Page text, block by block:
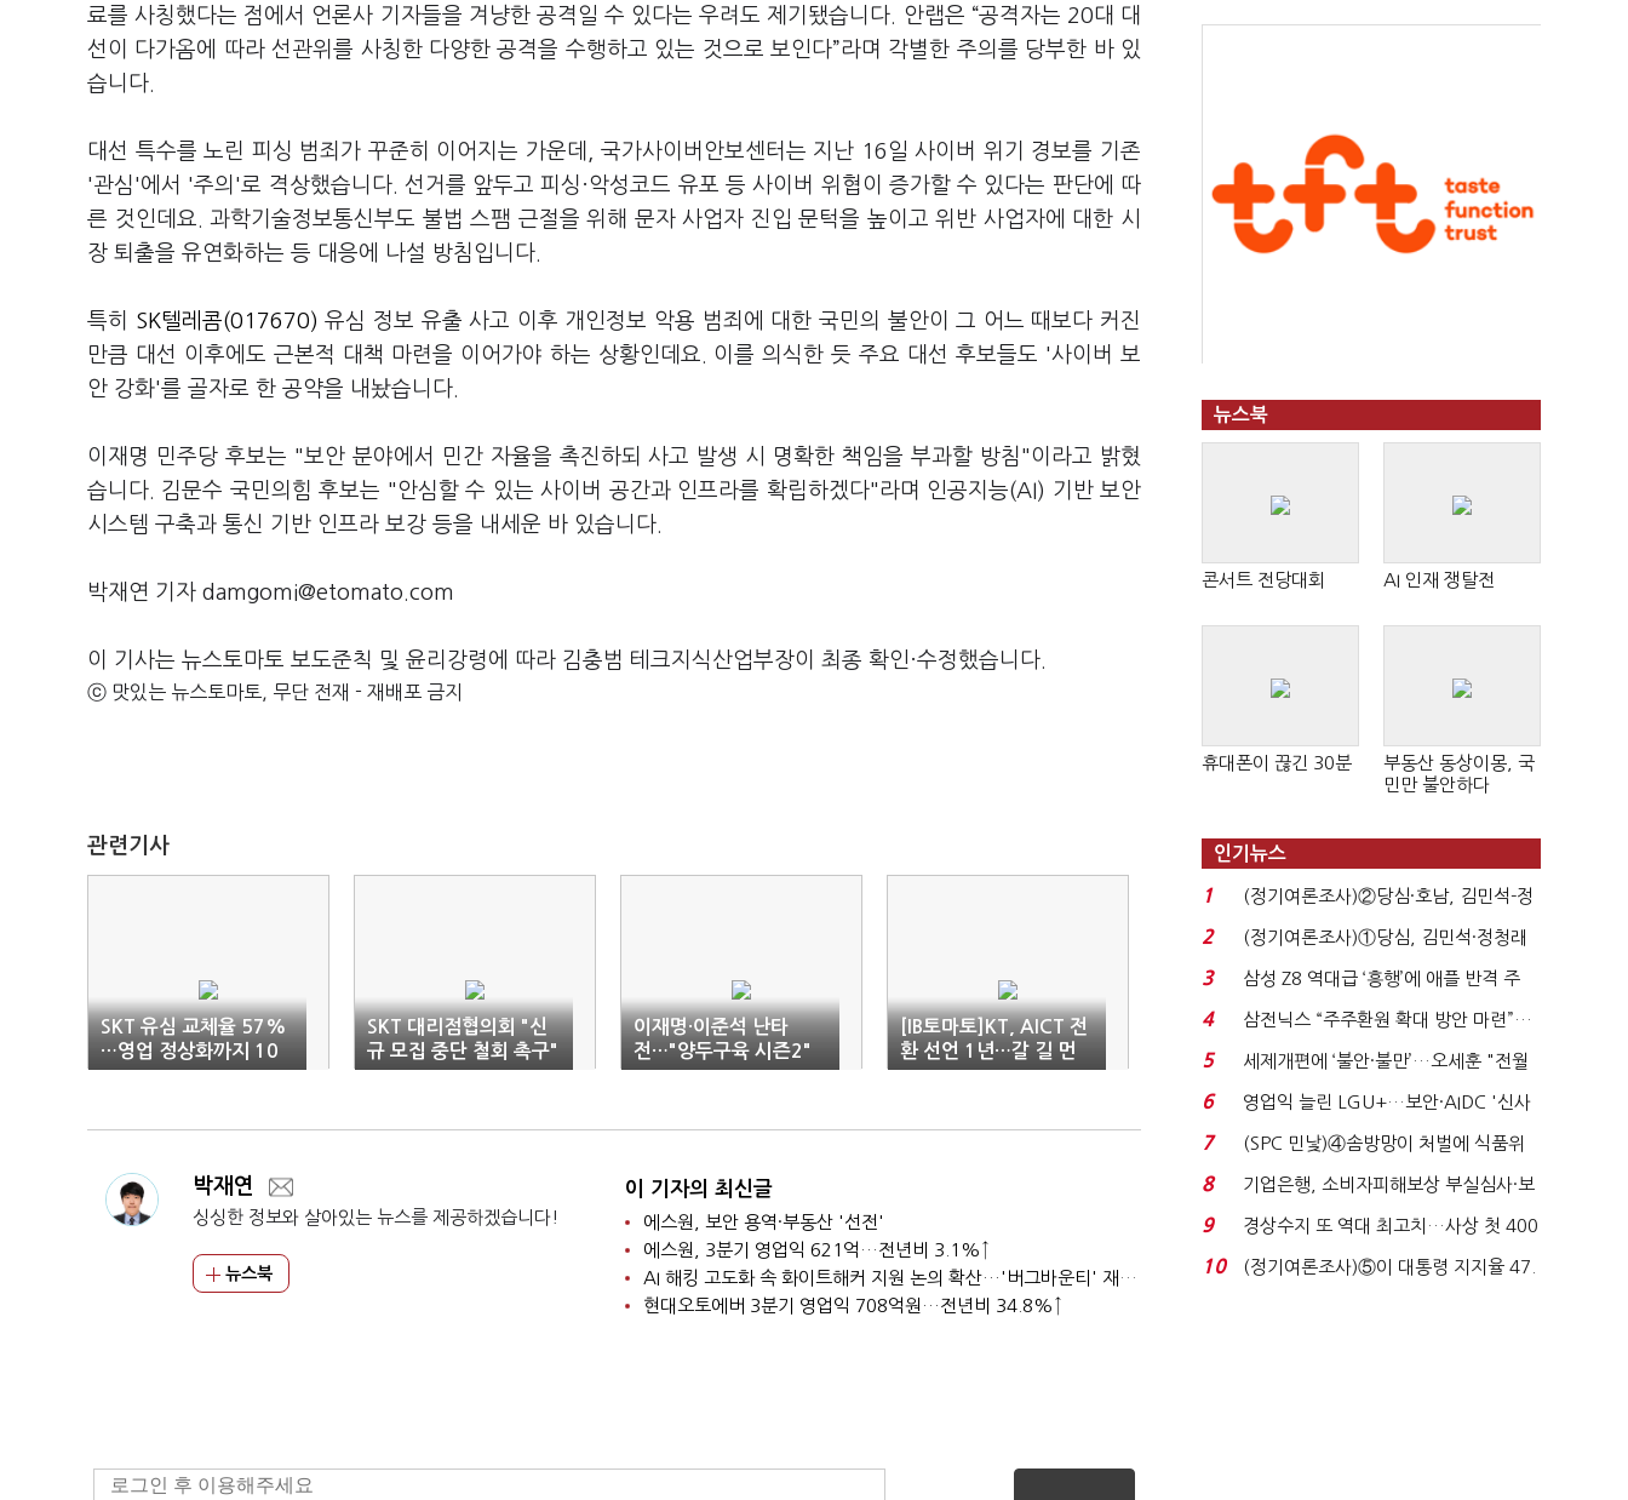
료를 사칭했다는 점에서 언론사 기자들을 겨냥한 공격일 수 있다는 우려도 제기됐습니다. 안랩은 “공격자는 20대 대
선이 다가옴에 따라 선관위를 사칭한 다양한 공격을 수행하고 있는 것으로 보인다”라며 각별한 주의를 당부한 바 있
습니다.
대선 특수를 노린 피싱 범죄가 꾸준히 이어지는 가운데, 국가사이버안보센터는 지난 16일 사이버 위기 경보를 기존
'관심'에서 '주의'로 격상했습니다. 선거를 앞두고 피싱·악성코드 유포 등 사이버 위협이 증가할 수 있다는 판단에 따
른 것인데요. 과학기술정보통신부도 불법 스팸 근절을 위해 문자 사업자 진입 문턱을 높이고 위반 사업자에 대한 시
장 퇴출을 유연화하는 등 대응에 나설 방침입니다.
특히 SK텔레콤(017670) 유심 정보 유출 사고 이후 개인정보 악용 범죄에 대한 국민의 불안이 그 어느 때보다 커진
만큼 대선 이후에도 근본적 대책 마련을 이어가야 하는 상황인데요. 이를 의식한 듯 주요 대선 후보들도 '사이버 보
안 강화'를 골자로 한 공약을 내놨습니다.
이재명 민주당 후보는 "보안 분야에서 민간 자율을 촉진하되 사고 발생 시 명확한 책임을 부과할 방침"이라고 밝혔
습니다. 김문수 국민의힘 후보는 "안심할 수 있는 사이버 공간과 인프라를 확립하겠다"라며 인공지능(AI) 기반 보안
시스템 구축과 통신 기반 인프라 보강 등을 내세운 바 있습니다.
박재연 기자 damgomi@etomato.com
이 기사는 뉴스토마토 보도준칙 및 윤리강령에 따라 김충범 테크지식산업부장이 최종 확인·수정했습니다.
ⓒ 맛있는 뉴스토마토, 무단 전재 - 재배포 금지
관련기사
SKT 유심 교체율 57%
…영업 정상화까지 10
여일 소요 불가피
SKT 대리점협의회 "신
규 모집 중단 철회 촉구"
이재명·이준석 난타
전…"양두구육 시즌2"
"망상의 늪"
[IB토마토]KT, AICT 전
환 선언 1년…갈 길 먼
AI 수익화
박재연
싱싱한 정보와 살아있는 뉴스를 제공하겠습니다!
뉴스북
이 기자의 최신글
에스원, 보안 용역·부동산 '선전'
에스원, 3분기 영업익 621억…전년비 3.1%↑
AI 해킹 고도화 속 화이트해커 지원 논의 확산…'버그바운티' 재조명
현대오토에버 3분기 영업익 708억원…전년비 34.8%↑
뉴스북
콘서트 전당대회 AI 인재 쟁탈전
휴대폰이 끊긴 30분
부동산 동상이몽, 국
민만 불안하다
인기뉴스
1
(정기여론조사)②당심·호남, 김민석-정
청래 '초접전'...
2
(정기여론조사)①당심, 김민석·정청래
'초접전'…대통령 ...
3
삼성 Z8 역대급 ‘흥행’에 애플 반격 주
목…9월 ‘폴...
4
삼전닉스 “주주환원 확대 방안 마련”…
로이터에 성명...
5
세제개편에 ‘불안·불만’…오세훈 "전월
세 구하기 더 ...
6
영업익 늘린 LGU+…보안·AIDC '신사
업 드라이브'...
7
(SPC 민낯)④솜방망이 처벌에 식품위
생법 위반 반복...
8
기업은행, 소비자피해보상 부실심사·보
이스피싱 공시 ...
9
경상수지 또 역대 최고치…사상 첫 400
억달러에 '3% 성...
10
(정기여론조사)⑤이 대통령 지지율 47.